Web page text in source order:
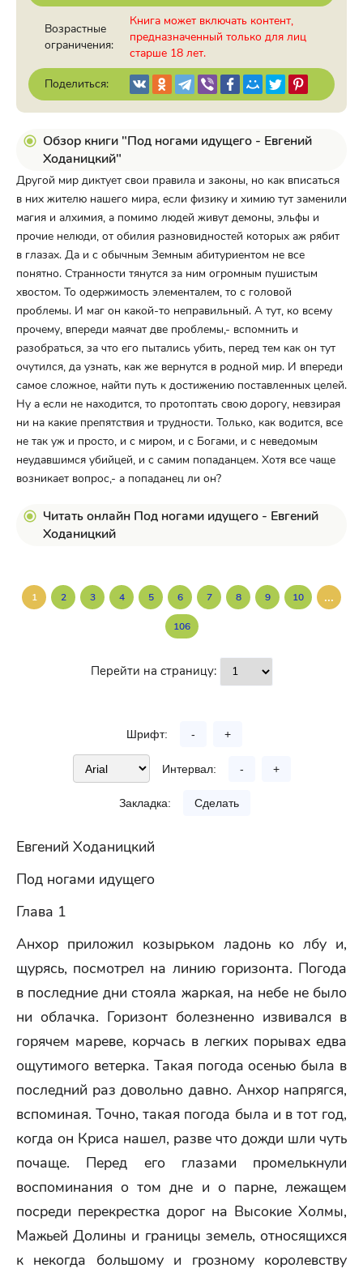
Возрастные
ограничения:
Книга может включать контент,
предназначенный только для лиц
старше 18 лет.
Поделиться:
Обзор книги "Под ногами идущего - Евгений
Ходаницкий"
Другой мир диктует свои правила и законы, но как вписаться
в них жителю нашего мира, если физику и химию тут заменили
магия и алхимия, а помимо людей живут демоны, эльфы и
прочие нелюди, от обилия разновидностей которых аж рябит
в глазах. Да и с обычным Земным абитуриентом не все
понятно. Странности тянутся за ним огромным пушистым
хвостом. То одержимость элементалем, то с головой
проблемы. И маг он какой-то неправильный. А тут, ко всему
прочему, впереди маячат две проблемы,- вспомнить и
разобраться, за что его пытались убить, перед тем как он тут
очутился, да узнать, как же вернутся в родной мир. И впереди
самое сложное, найти путь к достижению поставленных целей.
Ну а если не находится, то протоптать свою дорогу, невзирая
ни на какие препятствия и трудности. Только, как водится, все
не так уж и просто, и с миром, и с Богами, и с неведомым
неудавшимся убийцей, и с самим попаданцем. Хотя все чаще
возникает вопрос,- а попаданец ли он?
Читать онлайн Под ногами идущего - Евгений
Ходаницкий
1 2 3 4 5 6 7 8 9 10 ...
106
Перейти на страницу:
Шрифт: - +
Интервал: - +
Закладка: Сделать
Евгений Ходаницкий
Под ногами идущего
Глава 1
Анхор приложил козырьком ладонь ко лбу и,
щурясь, посмотрел на линию горизонта. Погода
в последние дни стояла жаркая, на небе не было
ни облачка. Горизонт болезненно извивался в
горячем мареве, корчась в легких порывах едва
ощутимого ветерка. Такая погода осенью была в
последний раз довольно давно. Анхор напрягся,
вспоминая. Точно, такая погода была и в тот год,
когда он Криса нашел, разве что дожди шли чуть
почаще. Перед его глазами промелькнули
воспоминания о том дне и о парне, лежащем
посреди перекрестка дорог на Высокие Холмы,
Мажьей Долины и границы земель, относящихся
к некогда большому и грозному королевству